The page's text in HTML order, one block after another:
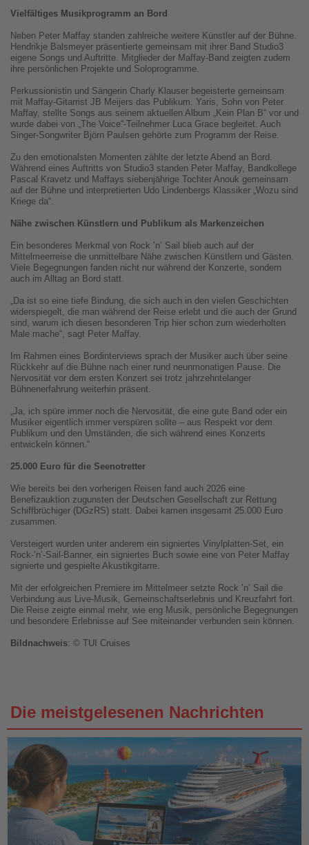
Vielfältiges Musikprogramm an Bord
Neben Peter Maffay standen zahlreiche weitere Künstler auf der Bühne.
Hendrikje Balsmeyer präsentierte gemeinsam mit ihrer Band Studio3
eigene Songs und Auftritte. Mitglieder der Maffay-Band zeigten zudem
ihre persönlichen Projekte und Soloprogramme.
Perkussionistin und Sängerin Charly Klauser begeisterte gemeinsam
mit Maffay-Gitarrist JB Meijers das Publikum. Yaris, Sohn von Peter
Maffay, stellte Songs aus seinem aktuellen Album „Kein Plan B“ vor und
wurde dabei von „The Voice“-Teilnehmer Luca Grace begleitet. Auch
Singer-Songwriter Björn Paulsen gehörte zum Programm der Reise.
Zu den emotionalsten Momenten zählte der letzte Abend an Bord.
Während eines Auftritts von Studio3 standen Peter Maffay, Bandkollege
Pascal Kravetz und Maffays siebenjährige Tochter Anouk gemeinsam
auf der Bühne und interpretierten Udo Lindenbergs Klassiker „Wozu sind
Kriege da“.
Nähe zwischen Künstlern und Publikum als Markenzeichen
Ein besonderes Merkmal von Rock ’n’ Sail blieb auch auf der
Mittelmeerreise die unmittelbare Nähe zwischen Künstlern und Gästen.
Viele Begegnungen fanden nicht nur während der Konzerte, sondern
auch im Alltag an Bord statt.
„Da ist so eine tiefe Bindung, die sich auch in den vielen Geschichten
widerspiegelt, die man während der Reise erlebt und die auch der Grund
sind, warum ich diesen besonderen Trip hier schon zum wiederholten
Male mache“, sagt Peter Maffay.
Im Rahmen eines Bordinterviews sprach der Musiker auch über seine
Rückkehr auf die Bühne nach einer rund neunmonatigen Pause. Die
Nervosität vor dem ersten Konzert sei trotz jahrzehntelanger
Bühnenerfahrung weiterhin präsent.
„Ja, ich spüre immer noch die Nervosität, die eine gute Band oder ein
Musiker eigentlich immer verspüren sollte – aus Respekt vor dem
Publikum und den Umständen, die sich während eines Konzerts
entwickeln können.“
25.000 Euro für die Seenotretter
Wie bereits bei den vorherigen Reisen fand auch 2026 eine
Benefizauktion zugunsten der Deutschen Gesellschaft zur Rettung
Schiffbrüchiger (DGzRS) statt. Dabei kamen insgesamt 25.000 Euro
zusammen.
Versteigert wurden unter anderem ein signiertes Vinylplatten-Set, ein
Rock-’n’-Sail-Banner, ein signiertes Buch sowie eine von Peter Maffay
signierte und gespielte Akustikgitarre.
Mit der erfolgreichen Premiere im Mittelmeer setzte Rock ’n’ Sail die
Verbindung aus Live-Musik, Gemeinschaftserlebnis und Kreuzfahrt fort.
Die Reise zeigte einmal mehr, wie eng Musik, persönliche Begegnungen
und besondere Erlebnisse auf See miteinander verbunden sein können.
Bildnachweis: © TUI Cruises
Die meistgelesenen Nachrichten